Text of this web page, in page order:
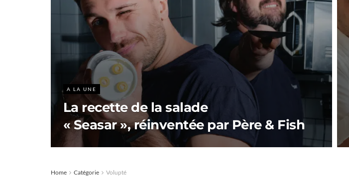
A LA UNE
La recette de la salade
« Seasar », réinventée par Père & Fish
Home Catégorie Volupté